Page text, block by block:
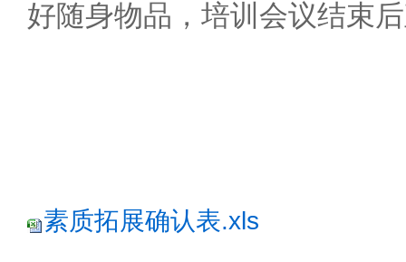
好随身物品，培训会议结束
素质拓展确认表.xls